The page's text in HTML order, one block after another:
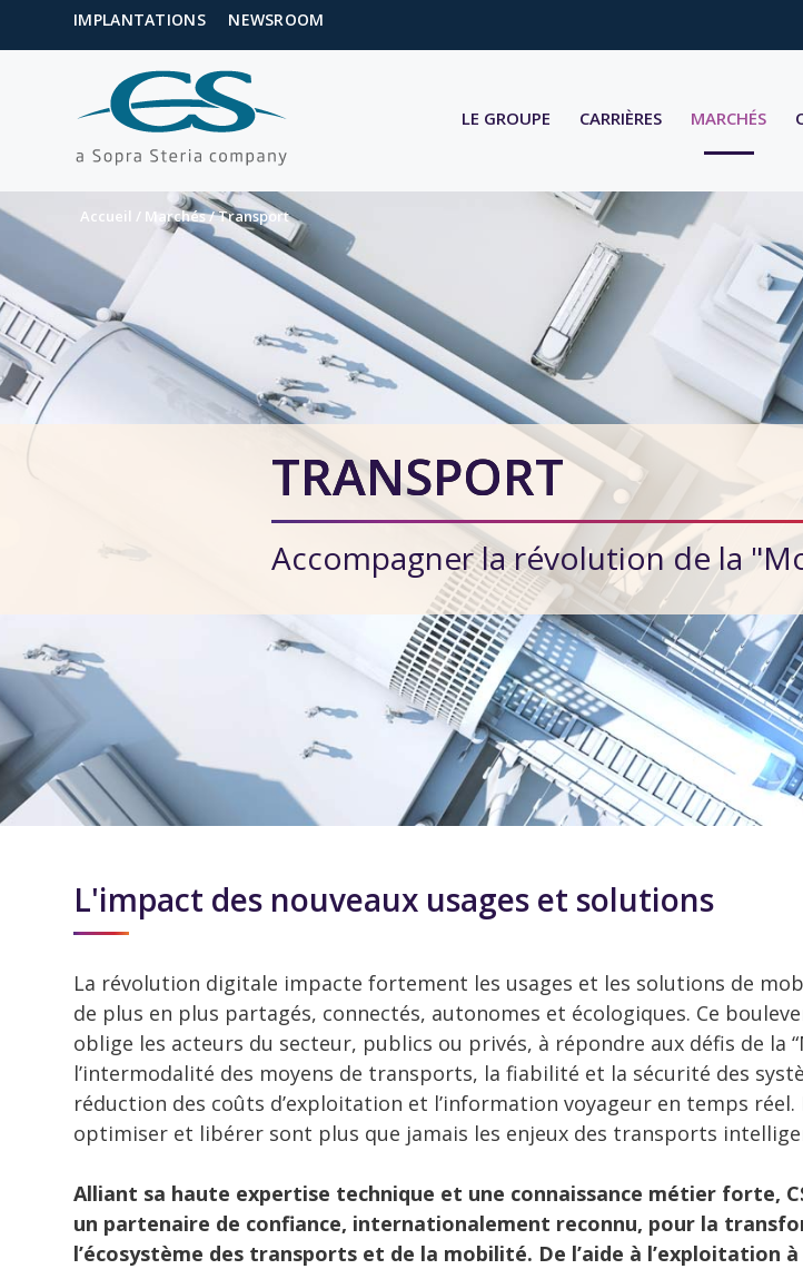
IMPLANTATIONS NEWSROOM
LE GROUPE CARRIÈRES MARCHÉS
Accueil / Marchés/Transport
TRANSPORT
Accompagner la révolution de la
L'impact des nouveaux usages et solutions
La révolution digitale impacte fortement les usages et les solutions de
de plus en plus partagés, connectés, autonomes et écologiques. Ce
oblige les acteurs du secteur, publics ou privés, à répondre aux défis de la
l’intermodalité des moyens de transports, la fiabilité et la sécurité des
réduction des coûts d’exploitation et l’information voyageur en temps réel.
optimiser et libérer sont plus que jamais les enjeux des transports
Alliant sa haute expertise technique et une connaissance métier forte,
un partenaire de confiance, internationalement reconnu, pour la
l’écosystème des transports et de la mobilité. De l’aide à l’exploitation